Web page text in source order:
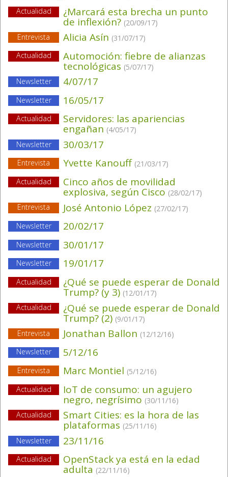
Actualidad
¿Marcará esta brecha un punto
de inflexión? (20/09/17)
Entrevista
Alicia Asín (31/07/17)
Actualidad
Automoción: fiebre de alianzas
tecnológicas (5/07/17)
Newsletter
4/07/17
Newsletter 16/05/17
Actualidad Servidores: las apariencias
engañan (4/05/17)
Newsletter
30/03/17
Entrevista Yvette Kanouff (21/03/17)
Actualidad
Cinco años de movilidad
explosiva, según Cisco (28/02/17)
Entrevista
José Antonio López (27/02/17)
Newsletter
20/02/17
Newsletter 30/01/17
Newsletter 19/01/17
Actualidad ¿Qué se puede esperar de Donald
Trump? (y 3) (12/01/17)
Actualidad
¿Qué se puede esperar de Donald
Trump? (2) (9/01/17)
Entrevista
Jonathan Ballon (12/12/16)
Newsletter
5/12/16
Entrevista Marc Montiel (5/12/16)
Actualidad
IoT de consumo: un agujero
negro, negrísimo (30/11/16)
Actualidad
Smart Cities: es la hora de las
plataformas (25/11/16)
Newsletter
23/11/16
Actualidad OpenStack ya está en la edad
adulta (22/11/16)